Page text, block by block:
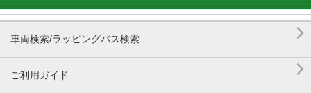
車両検索/ラッピングバス検索 
ご利用ガイド 